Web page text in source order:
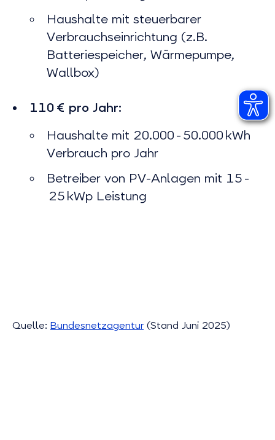
Haushalte mit steuerbarer
Verbrauchseinrichtung (z.B.
Batteriespeicher, Wärmepumpe,
Wallbox)
110 € pro Jahr:
Haushalte mit 20.000 - 50.000 kWh
Verbrauch pro Jahr
Betreiber von PV-Anlagen mit 15 -
25 kWp Leistung
Quelle: Bundesnetzagentur (Stand Juni 2025)